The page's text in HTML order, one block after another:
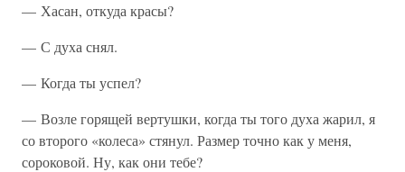
— Хасан, откуда красы?
— С духа снял.
— Когда ты успел?
— Возле горящей вертушки, когда ты того духа жарил, я
со второго «колеса» стянул. Размер точно как у меня,
сороковой. Ну, как они тебе?